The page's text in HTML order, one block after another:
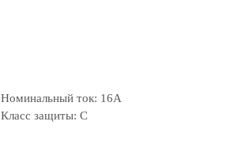
Номинальный ток: 16А
Класс защиты: C